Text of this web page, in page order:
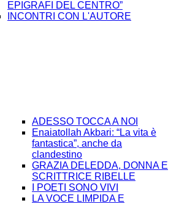
EPIGRAFI DEL CENTRO”
INCONTRI CON L'AUTORE
ADESSO TOCCA A NOI
Enaiatollah Akbari: “La vita è
fantastica”, anche da
clandestino
GRAZIA DELEDDA, DONNA E
SCRITTRICE RIBELLE
I POETI SONO VIVI
LA VOCE LIMPIDA E